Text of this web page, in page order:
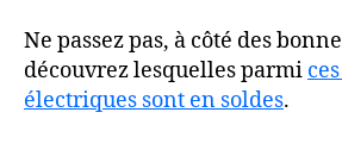
Ne passez pas, à côté des
découvrez lesquelles parmi
électriques sont en soldes.